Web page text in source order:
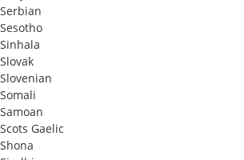
Serbian
Sesotho
Sinhala
Slovak
Slovenian
Somali
Samoan
Scots Gaelic
Shona